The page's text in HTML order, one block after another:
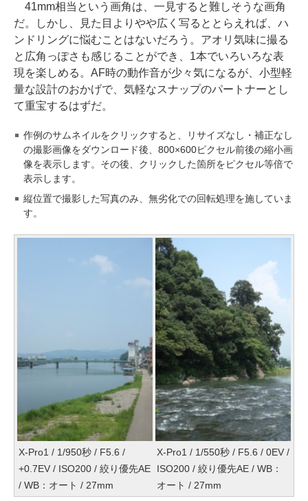
41mm相当という画角は、一見すると難しそうな画角
だ。しかし、見た目よりやや広く写るととらえれば、ハ
ンドリングに悩むことはないだろう。アオリ気味に撮る
と広角っぽさも感じることができ、1本でいろいろな表
現を楽しめる。AF時の動作音が少々気になるが、小型軽
量な設計のおかげで、気軽なスナップのパートナーとし
て重宝するはずだ。
作例のサムネイルをクリックすると、リサイズなし・補正なし
の撮影画像をダウンロード後、800×600ピクセル前後の縮小画
像を表示します。その後、クリックした箇所をピクセル等倍で
表示します。
縦位置で撮影した写真のみ、無劣化での回転処理を施していま
す。
X-Pro1 / 1/950秒 / F5.6 /
+0.7EV / ISO200 / 絞り優先AE
/ WB：オート / 27mm
X-Pro1 / 1/550秒 / F5.6 / 0EV /
ISO200 / 絞り優先AE / WB：
オート / 27mm